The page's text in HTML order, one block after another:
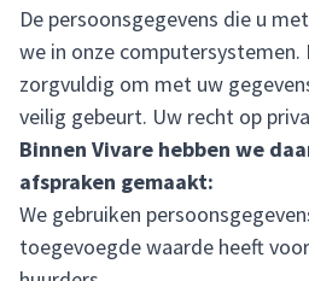
De persoonsgegevens die u
we in onze computersystemen.
zorgvuldig om met uw
veilig gebeurt. Uw recht op
Binnen Vivare hebben we
afspraken gemaakt:
We gebruiken
toegevoegde waarde heeft